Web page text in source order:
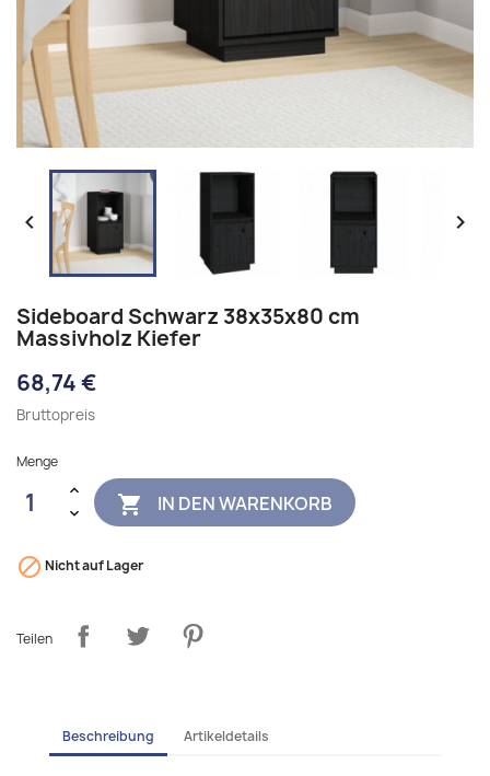
 
Sideboard Schwarz 38x35x80 cm
Massivholz Kiefer
68,74 €
Bruttopreis
Menge
 IN DEN WARENKORB
 Nicht auf Lager
Teilen
Beschreibung Artikeldetails